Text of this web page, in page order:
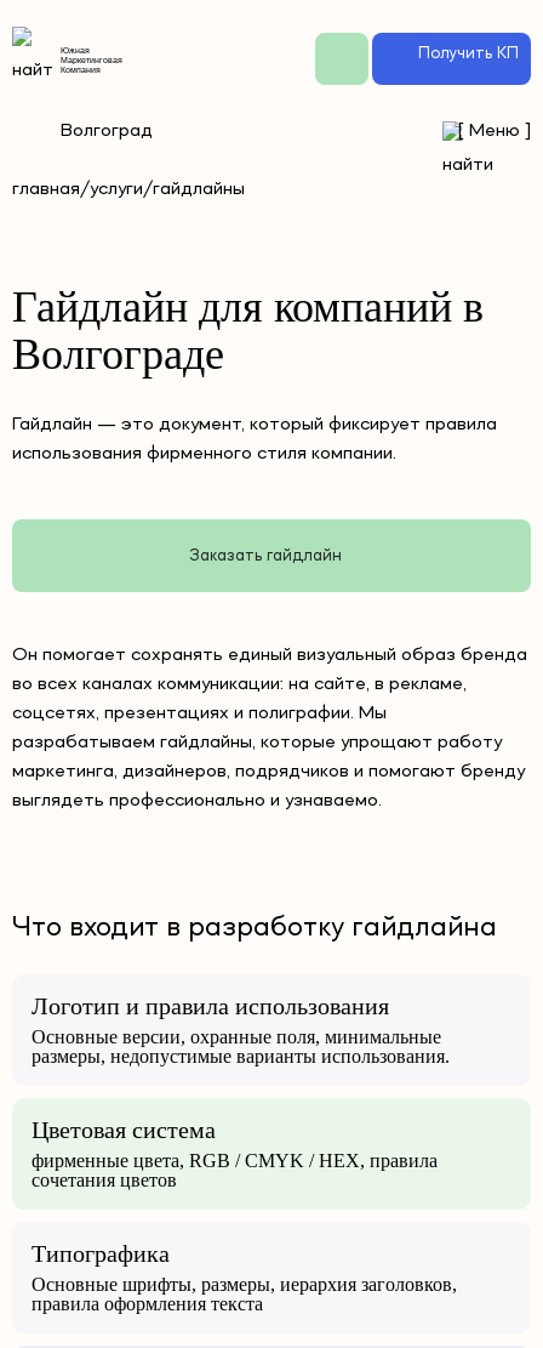
Южная
Маркетинговая
Компания
Получить КП
Волгоград [ Меню ]
главная/услуги/гайдлайны
Гайдлайн для компаний в
Волгограде
Гайдлайн — это документ, который фиксирует правила
использования фирменного стиля компании.
Заказать гайдлайн
Он помогает сохранять единый визуальный образ бренда
во всех каналах коммуникации: на сайте, в рекламе,
соцсетях, презентациях и полиграфии. Мы
разрабатываем гайдлайны, которые упрощают работу
маркетинга, дизайнеров, подрядчиков и помогают бренду
выглядеть профессионально и узнаваемо.
Что входит в разработку гайдлайна
Логотип и правила использования
Основные версии, охранные поля, минимальные
размеры, недопустимые варианты использования.
Цветовая система
фирменные цвета, RGB / CMYK / HEX, правила
сочетания цветов
Типографика
Основные шрифты, размеры, иерархия заголовков,
правила оформления текста